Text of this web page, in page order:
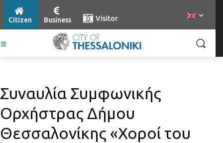
Citizen Business Visitor
Συναυλία Συμφωνικής
Ορχήστρας Δήμου
Θεσσαλονίκης «Χοροί του